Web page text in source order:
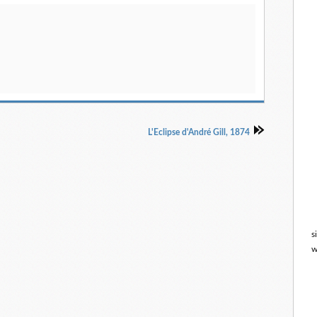
L'Eclipse d'André Gill, 1874